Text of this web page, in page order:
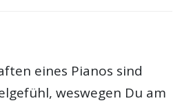
eines Pianos sind
weswegen Du am